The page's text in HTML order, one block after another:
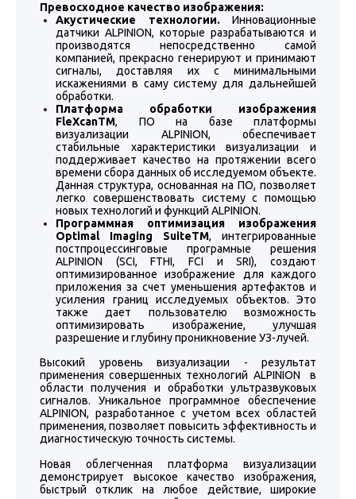
Превосходное качество изображения:
Акустические технологии. Инновационные
датчики ALPINION, которые разрабатываются и
производятся непосредственно самой
компанией, прекрасно генерируют и принимают
сигналы, доставляя их с минимальными
искажениями в саму систему для дальнейшей
обработки.
Платформа обработки изображения
FleXcanTM, ПО на базе платформы
визуализации ALPINION, обеспечивает
стабильные характеристики визуализации и
поддерживает качество на протяжении всего
времени сбора данных об исследуемом объекте.
Данная структура, основанная на ПО, позволяет
легко совершенствовать систему с помощью
новых технологий и функций ALPINION.
Программная оптимизация изображения
Optimal Imaging SuiteTM, интегрированные
постпроцессинговые програмные решения
ALPINION (SCI, FTHI, FCI и SRI), создают
оптимизированное изображение для каждого
приложения за счет уменьшения артефактов и
усиления границ исследуемых объектов. Это
также дает пользователю возможность
оптимизировать изображение, улучшая
разрешение и глубину проникновение УЗ-лучей.
Высокий уровень визуализации - результат
применения совершенных технологий ALPINION в
области получения и обработки ультразвуковых
сигналов. Уникальное программное обеспечение
ALPINION, разработанное с учетом всех областей
применения, позволяет повысить эффективность и
диагностическую точность системы.
Новая облегченная платформа визуализации
демонстрирует высокое качество изображения,
быстрый отклик на любое действие, широкие